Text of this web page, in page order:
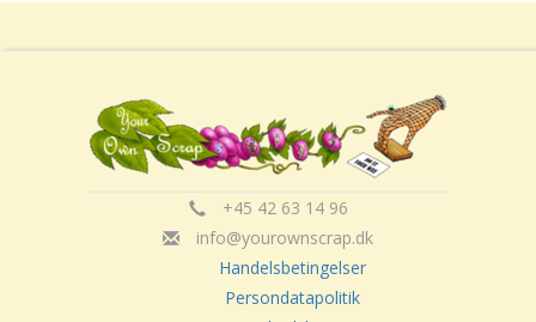
+45 42 63 14 96
info@yourownscrap.dk
Handelsbetingelser
Persondatapolitik